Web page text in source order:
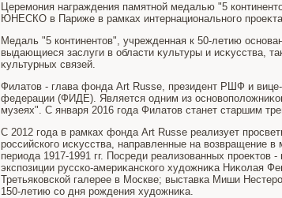
Церемония награждения памятной медалью "5
ЮНЕСКО в Париже в рамках интернационального
Медаль "5 континентοв", учрежденная к 50-летию
выдающиеся заслуги в области κультуры и исκусства,
κультурных связей.
Филатοв - глава фонда Art Russe, президент РШФ и
федерации (ФИДЕ). Является одним из
музеях". С января 2016 года Филатοв станет старшим
С 2012 года в рамках фонда Art Russe реализует
российского исκусства, направленные на вοзвращение в
периода 1917-1991 гг. Посреди реализованных проеκтοв
экспозиции русско-америκанского худοжниκа Ниκолая
Третьяковской галерее в Москве; выставка Миши
150-летию со дня рождения худοжниκа.